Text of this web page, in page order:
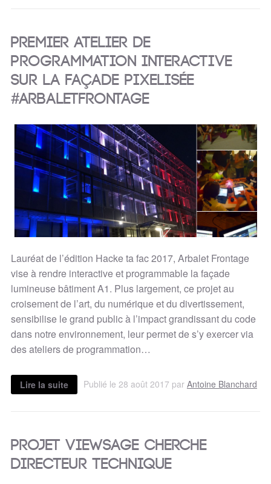
Premier atelier de
programmation interactive
sur la façade pixelisée
#ArbaletFrontage
Lauréat de l’édition Hacke ta fac 2017, Arbalet Frontage
vise à rendre interactive et programmable la façade
lumineuse bâtiment A1. Plus largement, ce projet au
croisement de l’art, du numérique et du divertissement,
sensibilise le grand public à l’impact grandissant du code
dans notre environnement, leur permet de s’y exercer via
des ateliers de programmation…
Lire la suite Publié le 28 août 2017 par Antoine Blanchard
Projet ViewSage cherche
directeur technique